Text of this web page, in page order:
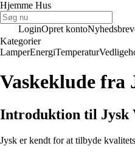
Hjemme Hus
LoginOpret konto
Kategorier
LamperEnergiTemperatur
Vaskeklude fra
Introduktion til Jysk
Jysk er kendt for at tilbyde